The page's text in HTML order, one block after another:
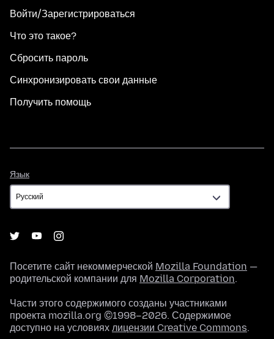
Войти/Зарегистрироваться
Что это такое?
Сбросить пароль
Синхронизировать свои данные
Получить помощь
Язык
Посетите сайт некоммерческой Mozilla Foundation —
родительской компании для Mozilla Corporation.
Части этого содержимого созданы участниками
проекта mozilla.org ©1998–2026. Содержимое
доступно на условиях лицензии Creative Commons.